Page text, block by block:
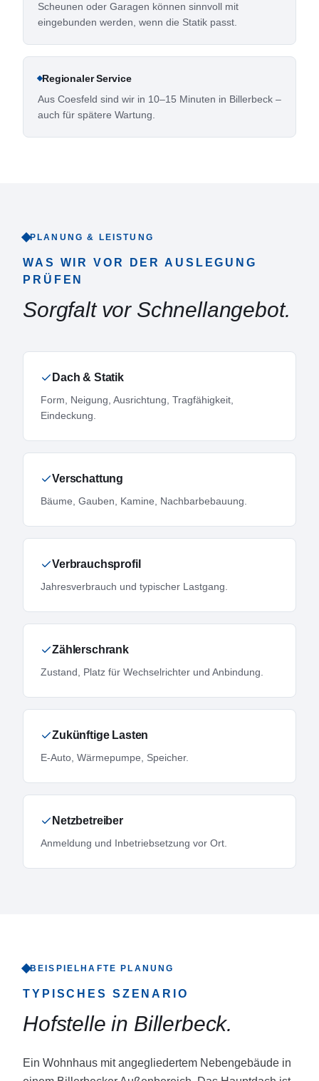
Scheunen oder Garagen können sinnvoll mit
eingebunden werden, wenn die Statik passt.
Regionaler Service
Aus Coesfeld sind wir in 10–15 Minuten in Billerbeck –
auch für spätere Wartung.
PLANUNG & LEISTUNG
WAS WIR VOR DER AUSLEGUNG
PRÜFEN
Sorgfalt vor Schnellangebot.
Dach & Statik
Form, Neigung, Ausrichtung, Tragfähigkeit,
Eindeckung.
Verschattung
Bäume, Gauben, Kamine, Nachbarbebauung.
Verbrauchsprofil
Jahresverbrauch und typischer Lastgang.
Zählerschrank
Zustand, Platz für Wechselrichter und Anbindung.
Zukünftige Lasten
E-Auto, Wärmepumpe, Speicher.
Netzbetreiber
Anmeldung und Inbetriebsetzung vor Ort.
BEISPIELHAFTE PLANUNG
TYPISCHES SZENARIO
Hofstelle in Billerbeck.
Ein Wohnhaus mit angegliedertem Nebengebäude in